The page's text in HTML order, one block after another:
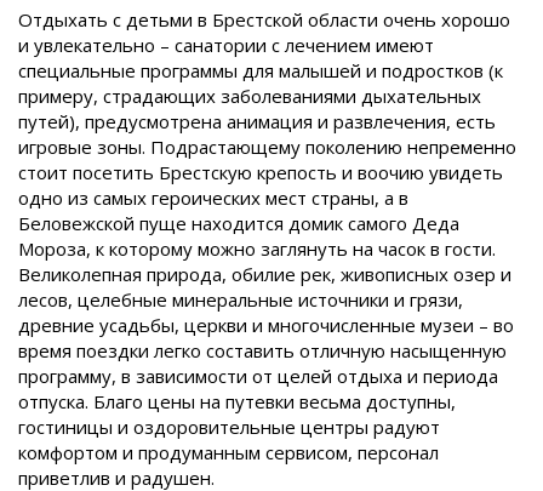
Отдыхать с детьми в Брестской области очень хорошо
и увлекательно – санатории с лечением имеют
специальные программы для малышей и подростков (к
примеру, страдающих заболеваниями дыхательных
путей), предусмотрена анимация и развлечения, есть
игровые зоны. Подрастающему поколению непременно
стоит посетить Брестскую крепость и воочию увидеть
одно из самых героических мест страны, а в
Беловежской пуще находится домик самого Деда
Мороза, к которому можно заглянуть на часок в гости.
Великолепная природа, обилие рек, живописных озер и
лесов, целебные минеральные источники и грязи,
древние усадьбы, церкви и многочисленные музеи – во
время поездки легко составить отличную насыщенную
программу, в зависимости от целей отдыха и периода
отпуска. Благо цены на путевки весьма доступны,
гостиницы и оздоровительные центры радуют
комфортом и продуманным сервисом, персонал
приветлив и радушен.